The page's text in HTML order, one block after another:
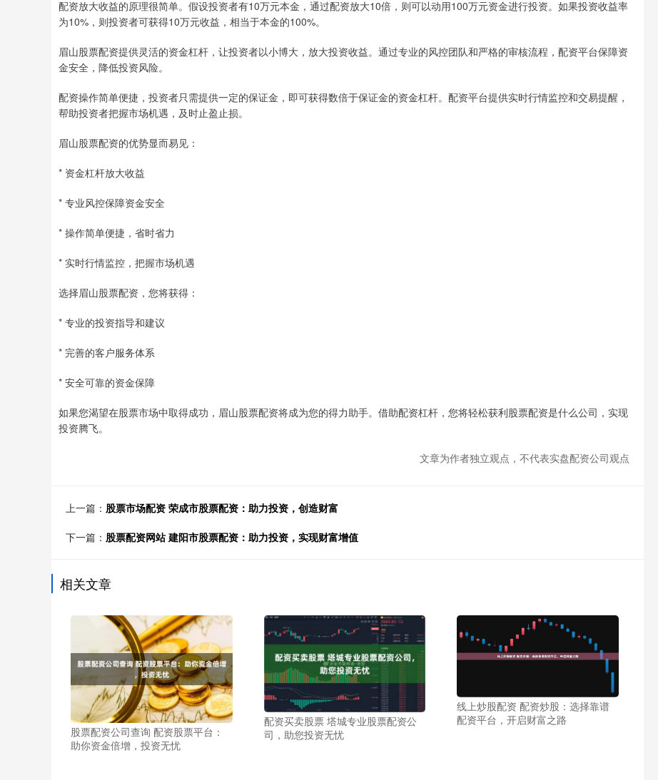
配资放大收益的原理很简单。假设投资者有10万元本金，通过配资放大10倍，则可以动用100万元资金进行投资。如果投资收益率
为10%，则投资者可获得10万元收益，相当于本金的100%。
眉山股票配资提供灵活的资金杠杆，让投资者以小博大，放大投资收益。通过专业的风控团队和严格的审核流程，配资平台保障资
金安全，降低投资风险。
配资操作简单便捷，投资者只需提供一定的保证金，即可获得数倍于保证金的资金杠杆。配资平台提供实时行情监控和交易提醒，
帮助投资者把握市场机遇，及时止盈止损。
眉山股票配资的优势显而易见：
* 资金杠杆放大收益
* 专业风控保障资金安全
* 操作简单便捷，省时省力
* 实时行情监控，把握市场机遇
选择眉山股票配资，您将获得：
* 专业的投资指导和建议
* 完善的客户服务体系
* 安全可靠的资金保障
如果您渴望在股票市场中取得成功，眉山股票配资将成为您的得力助手。借助配资杠杆，您将轻松获利股票配资是什么公司，实现
投资腾飞。
文章为作者独立观点，不代表实盘配资公司观点
上一篇： 股票市场配资 荣成市股票配资：助力投资，创造财富
下一篇： 股票配资网站 建阳市股票配资：助力投资，实现财富增值
相关文章
股票配资公司查询 配资股票平台：
助你资金倍增，投资无忧
配资买卖股票 塔城专业股票配资公
司，助您投资无忧
线上炒股配资 配资炒股：选择靠谱
配资平台，开启财富之路